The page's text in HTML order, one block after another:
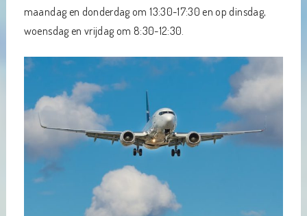
maandag en donderdag om 13:30-17:30 en op dinsdag,
woensdag en vrijdag om 8:30-12:30.